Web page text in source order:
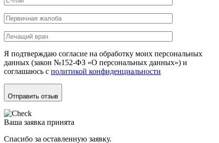
Я подтверждаю согласие на обработку моих персональных
данных (закон №152-ФЗ «О персональных данных») и
соглашаюсь с политикой конфиденциальности
Отправить отзыв
Ваша заявка принята
Спасибо за оставленную заявку.